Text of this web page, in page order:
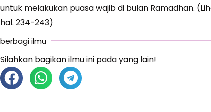
untuk melakukan puasa wajib di bulan Ramadhan.
hal. 234-243)
berbagi ilmu
Silahkan bagikan ilmu ini pada yang lain!